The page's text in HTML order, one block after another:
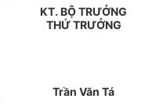
KT. BỘ TRƯỞNG
THỨ TRƯỞNG
Trần Văn Tá